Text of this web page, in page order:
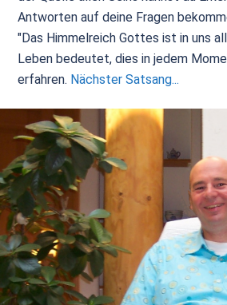
Antworten auf deine Fragen
"Das Himmelreich Gottes ist in uns
Leben bedeutet, dies in jedem
erfahren. Nächster Satsang...